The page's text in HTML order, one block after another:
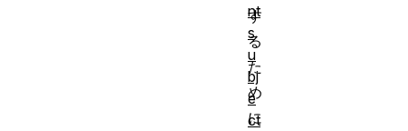
す
る
た
め
に
nt
s
u
bj
e
ct